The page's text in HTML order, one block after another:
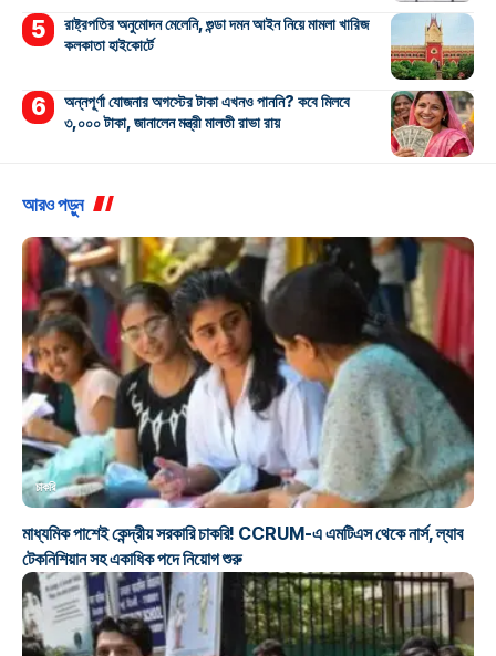
রাষ্ট্রপতির অনুমোদন মেলেনি, গুন্ডা দমন আইন নিয়ে মামলা খারিজ
কলকাতা হাইকোর্টে
অন্নপূর্ণা যোজনার অগস্টের টাকা এখনও পাননি? কবে মিলবে
৩,০০০ টাকা, জানালেন মন্ত্রী মালতী রাভা রায়
আরও পড়ুন
চাকরি
মাধ্যমিক পাশেই কেন্দ্রীয় সরকারি চাকরি! CCRUM-এ এমটিএস থেকে নার্স, ল্যাব
টেকনিশিয়ান সহ একাধিক পদে নিয়োগ শুরু